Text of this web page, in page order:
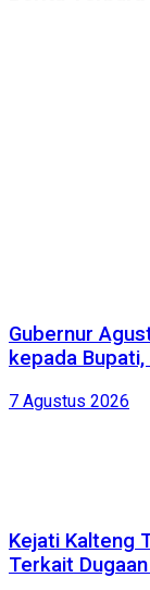
Gubernur
kepada
7 Agustus 2026
Kejati Kalteng
Terkait